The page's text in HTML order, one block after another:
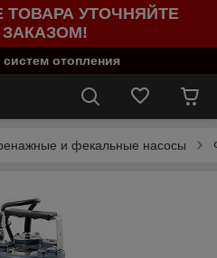
УТОЧНЯЙТЕ
отопления
и фекальные насосы